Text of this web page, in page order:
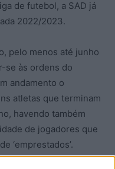
de futebol, a SAD já
2022/2023.
pelo menos até junho
se às ordens do
andamento o
atletas que terminam
havendo também
de jogadores que
‘emprestados’.